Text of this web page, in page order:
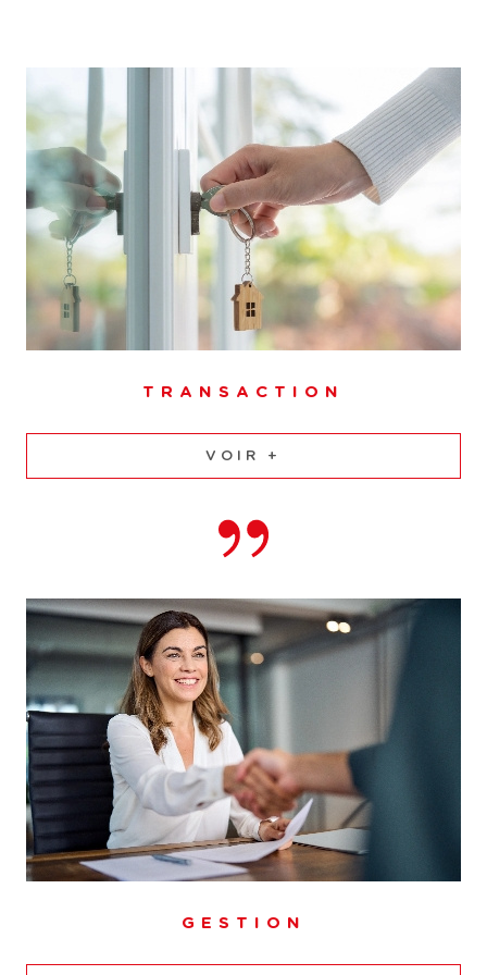
Nous avons une parfaite connaissance du marché
immobilier à Besançon et pouvons vous fournir une
évaluation précise de la valeur de votre bien. Que vous
soyez un vendeur cherchant à maximiser votre profit ou
un acheteur souhaitant faire une offre juste, nous sommes
là pour vous aider.
Faites appel à notre service d'estimation immobilière à
Besançon.
Contacter notre agence
immobilière
Pour tous vos besoins en matière d’immobilier, que ce soit
l'estimation, Abithéa Besançon est à votre disposition.
Contactez-nous afin de concrétiser votre projet et de
dédiés.
Notre équipe dévouée est à l'écoute de toutes vos
questions et est prête à vous fournir l'assistance dont
vous avez besoin. Nous sommes l'agence immobilière
de proximité surlaquelle vous pouvez compter.
TRANSACTION
VOIR +
GESTION